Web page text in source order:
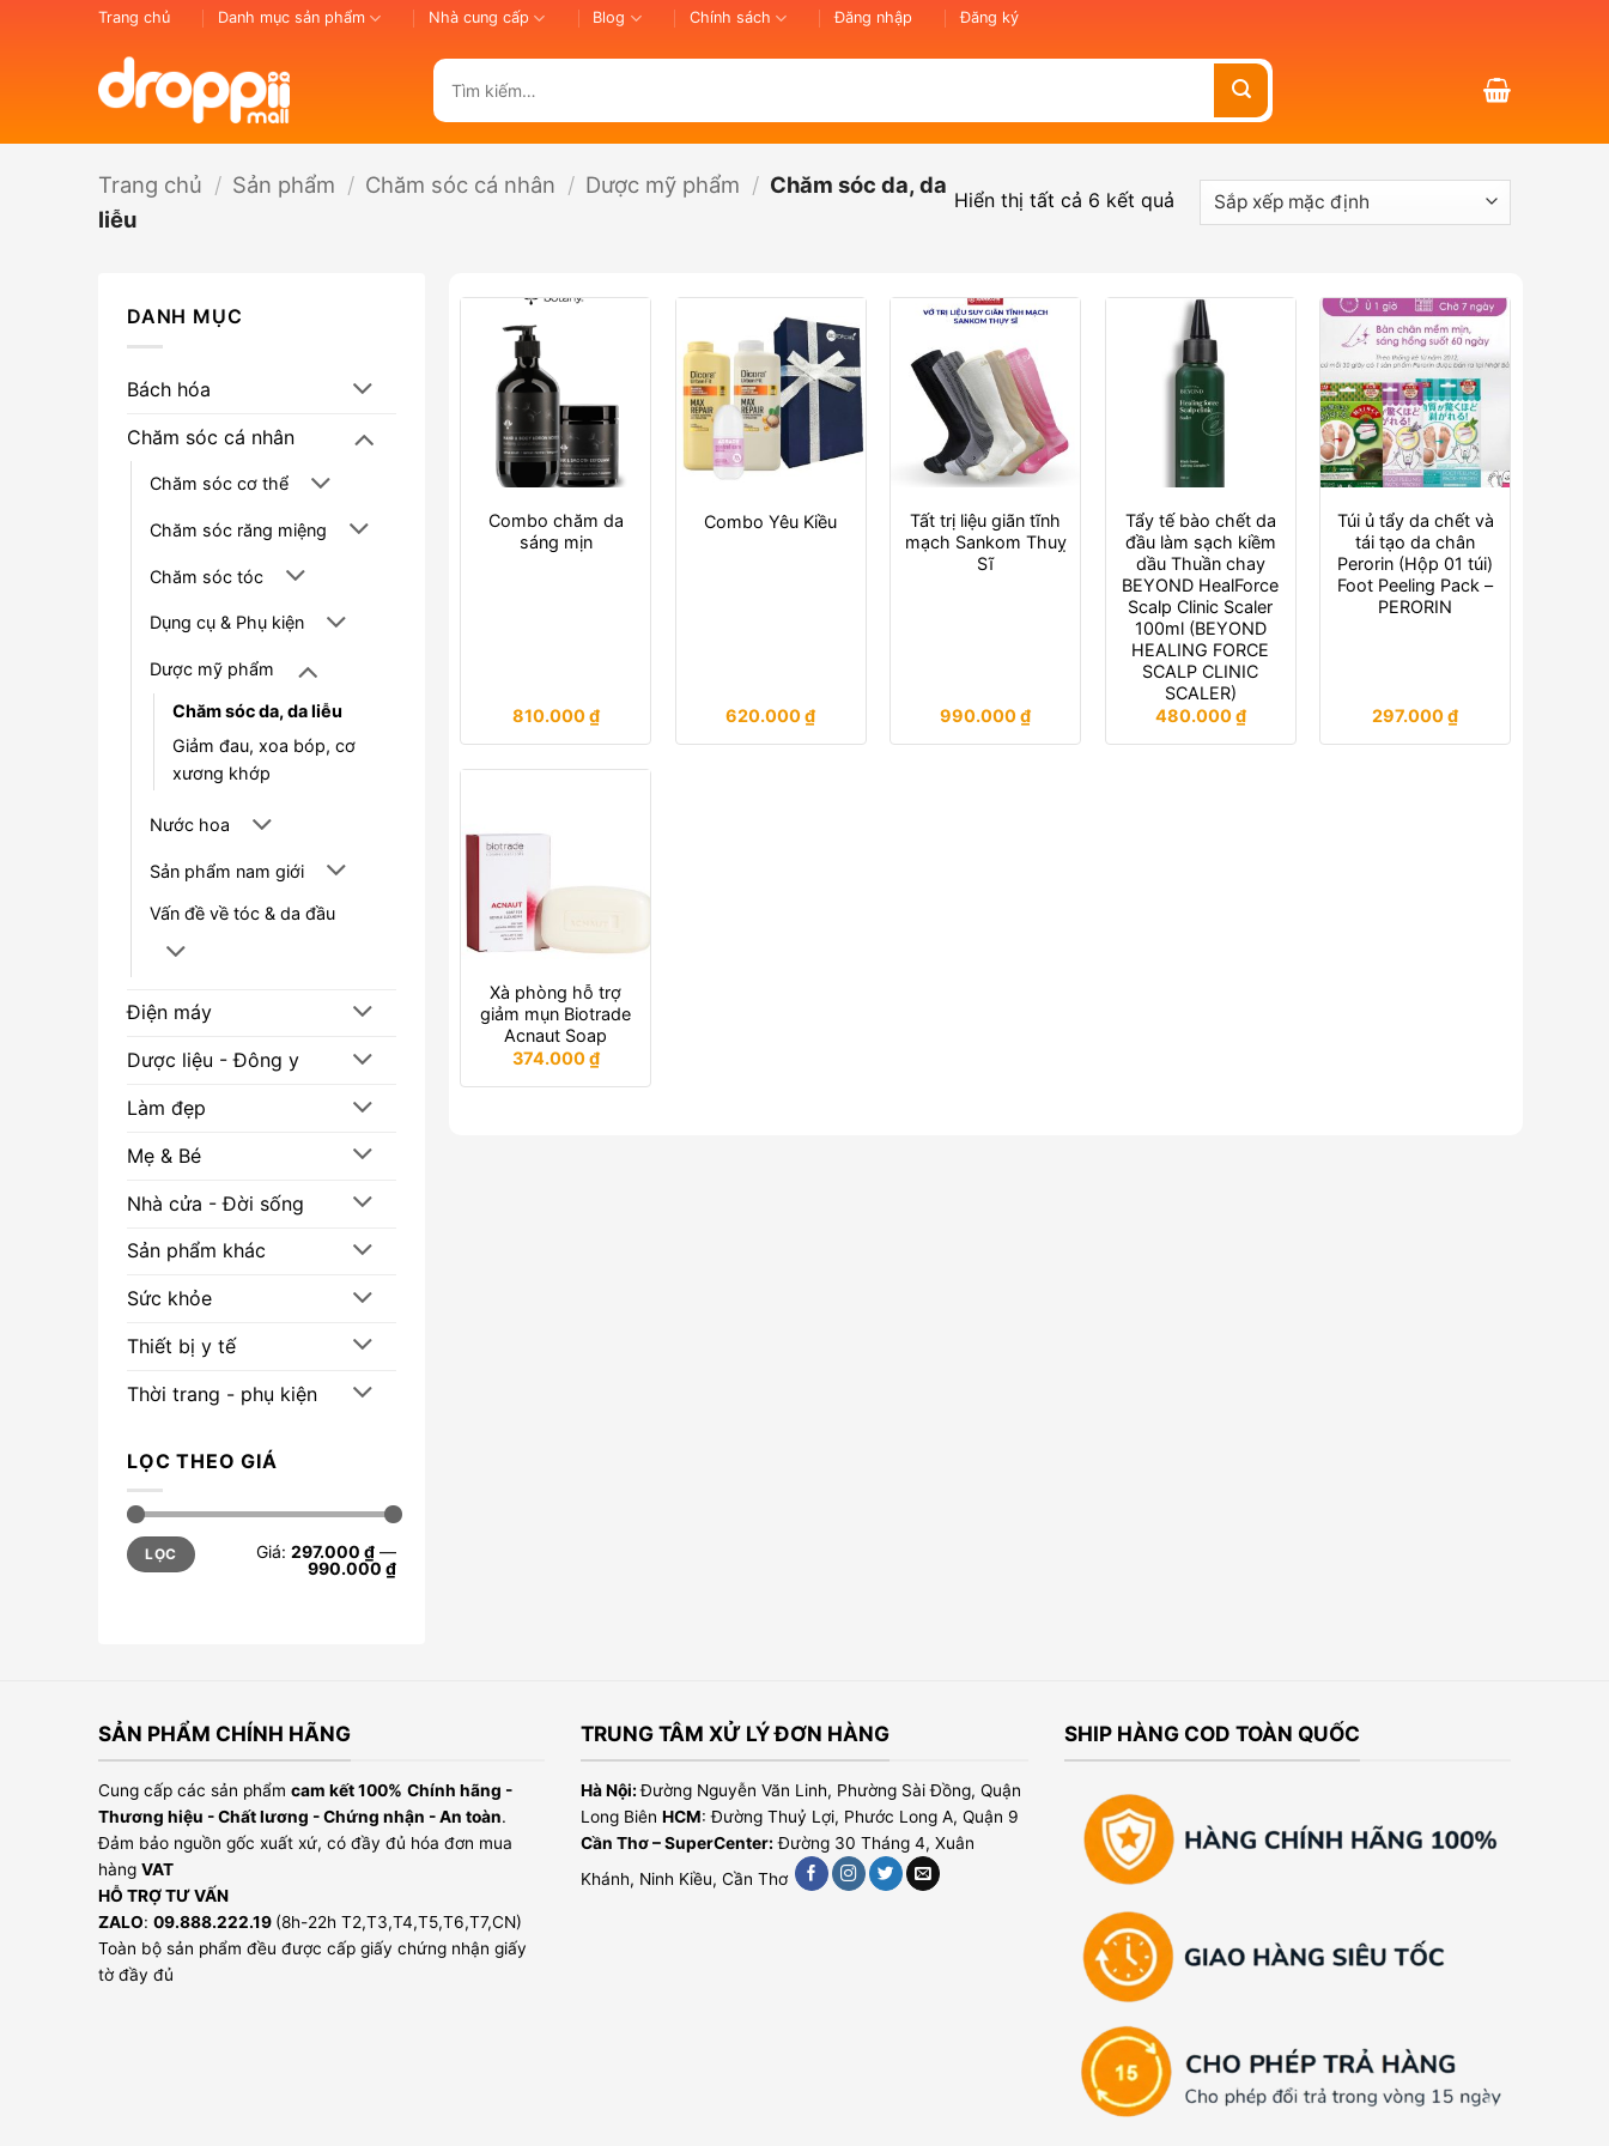
Trang chủ Danh mục sản phẩm Nhà cung cấp Blog Chính sách Đăng nhập Đăng ký
kiếm:
Trang chủ / Sản phẩm / Chăm sóc cá nhân / Dược mỹ phẩm / Chăm sóc da, da
liễu
Hiển thị tất cả 6 kết quả
DANH MỤC
Bách hóa
Chăm sóc cá nhân
Chăm sóc cơ thể
Chăm sóc răng miệng
Chăm sóc tóc
Dụng cụ & Phụ kiện
Dược mỹ phẩm
Chăm sóc da, da liễu
Giảm đau, xoa bóp, cơ
xương khớp
Nước hoa
Sản phẩm nam giới
Vấn đề về tóc & da đầu
Điện máy
Dược liệu - Đông y
Làm đẹp
Mẹ & Bé
Nhà cửa - Đời sống
Sản phẩm khác
Sức khỏe
Thiết bị y tế
Thời trang - phụ kiện
LỌC THEO GIÁ
Giá
tối
thiểu
Giá
tối
đa
LỌC Giá: 297.000 ₫—
990.000 ₫
Combo chăm da
sáng mịn
810.000₫
Combo Yêu Kiều
620.000₫
Tất trị liệu giãn tĩnh
mạch Sankom Thuỵ
Sĩ
990.000₫
Tẩy tế bào chết da
đầu làm sạch kiềm
dầu Thuần chay
BEYOND HealForce
Scalp Clinic Scaler
100ml (BEYOND
HEALING FORCE
SCALP CLINIC
SCALER)
480.000₫
Túi ủ tẩy da chết và
tái tạo da chân
Perorin (Hộp 01 túi)
Foot Peeling Pack –
PERORIN
297.000₫
Xà phòng hỗ trợ
giảm mụn Biotrade
Acnaut Soap
374.000₫
SẢN PHẨM CHÍNH HÃNG
Cung cấp các sản phẩm cam kết 100% Chính hãng -
Thương hiệu - Chất lương - Chứng nhận - An toàn.
Đảm bảo nguồn gốc xuất xứ, có đầy đủ hóa đơn mua
hàng VAT
HỖ TRỢ TƯ VẤN
ZALO: 09.888.222.19 (8h-22h T2,T3,T4,T5,T6,T7,CN)
Toàn bộ sản phẩm đều được cấp giấy chứng nhận giấy
tờ đầy đủ
TRUNG TÂM XỬ LÝ ĐƠN HÀNG
Hà Nội:Đường Nguyễn Văn Linh, Phường Sài Đồng, Quận
Long BiênHCM: Đường Thuỷ Lợi, Phước Long A, Quận 9
Cần Thơ – SuperCenter: Đường 30 Tháng 4, Xuân
Khánh, Ninh Kiều, Cần Thơ
SHIP HÀNG COD TOÀN QUỐC